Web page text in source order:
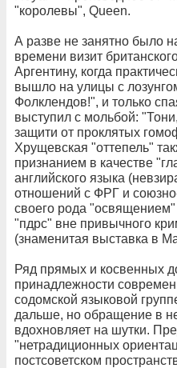
"королевы", Queen.
А разве не занятно было
времени визит
Аргентину, когда
вышло на улицы с
Фолклендов!", и только
выступил с мольбой:
защити от проклятых
Хрущевская "оттепель"
признанием в качестве
английского языка
отношений с ФРГ и
своего рода
"пдрс" вне привычного
(знаменитая выставка в
Ряд прямых и косвенных
принадлежности
содомской языковой
дальше, но обращение в
вдохновляет на шутки.
"нетрадиционных
постсоветском